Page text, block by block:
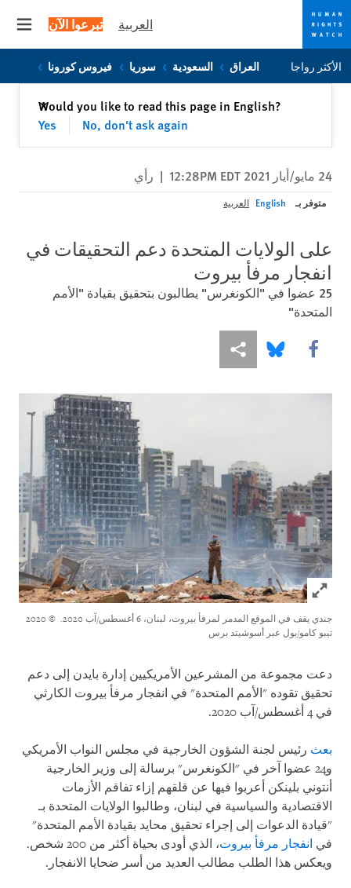
Skip
to
Skip
to
العربية تبرعوا الآن
الأكثر رواجا العراق السعودية سوريا فيروس كورونا
Would you like to read this page in English?
Yes
No, don't ask again
✕إغلاق
24 مايو/أيار 2021 12:28PM EDT | رأي
متوفر بـ English العربية
على الولايات المتحدة دعم التحقيقات في
انفجار مرفأ بيروت
25 عضوا في "الكونغرس" يطالبون بتحقيق بقيادة "الأمم
المتحدة"
Share this via Facebook
Share this via Bluesky
Share this via مشاركة
Click to expand Image
جندي يقف في الموقع المدمر لمرفأ بيروت، لبنان، 6 أغسطس/آب 2020.
© 2020
تيبو كامو/بول عبر أسوشيتد برس
دعت مجموعة من المشرعين الأمريكيين إدارة بايدن إلى دعم
تحقيق تقوده "الأمم المتحدة" في انفجار مرفأ بيروت الكارثي
في 4 أغسطس/آب 2020.
بعث رئيس لجنة الشؤون الخارجية في مجلس النواب الأمريكي
و24 عضوا آخر في "الكونغرس" برسالة إلى وزير الخارجية
أنتوني بلينكن أعربوا فيها عن قلقهم إزاء تفاقم الأزمات
الاقتصادية والسياسية في لبنان، وطالبوا الولايات المتحدة بـ
"قيادة الدعوات إلى إجراء تحقيق محايد بقيادة الأمم المتحدة"
في انفجار مرفأ بيروت
، الذي أودى بحياة أكثر من 200 شخص.
ويعكس هذا الطلب مطالب العديد من أسر ضحايا الانفجار.